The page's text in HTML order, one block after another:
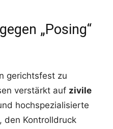
„Posing“
gerichtsfest zu
verstärkt auf zivile
hochspezialisierte
den Kontrolldruck